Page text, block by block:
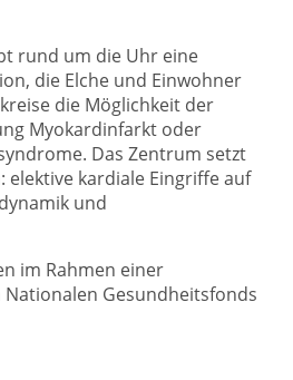
rund um die Uhr eine
die Elche und Einwohner
die Möglichkeit der
Myokardinfarkt oder
Das Zentrum setzt
elektive kardiale Eingriffe auf
und
im Rahmen einer
Gesundheitsfonds